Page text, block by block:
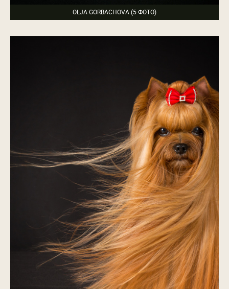
OLJA GORBACHOVA (5 ФОТО)